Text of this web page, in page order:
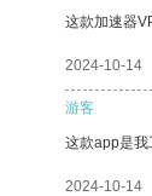
这款加速器
2024-10-14
游客
这款app是我
2024-10-14